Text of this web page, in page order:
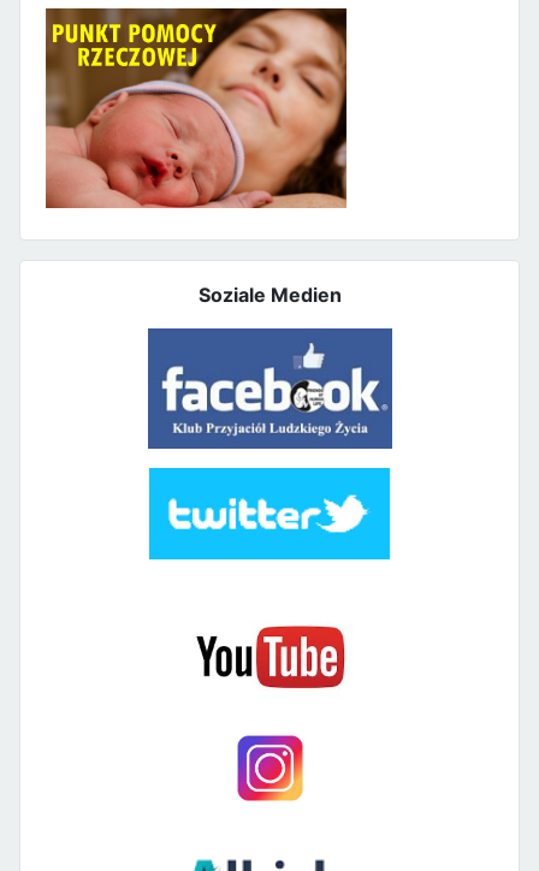
Soziale Medien